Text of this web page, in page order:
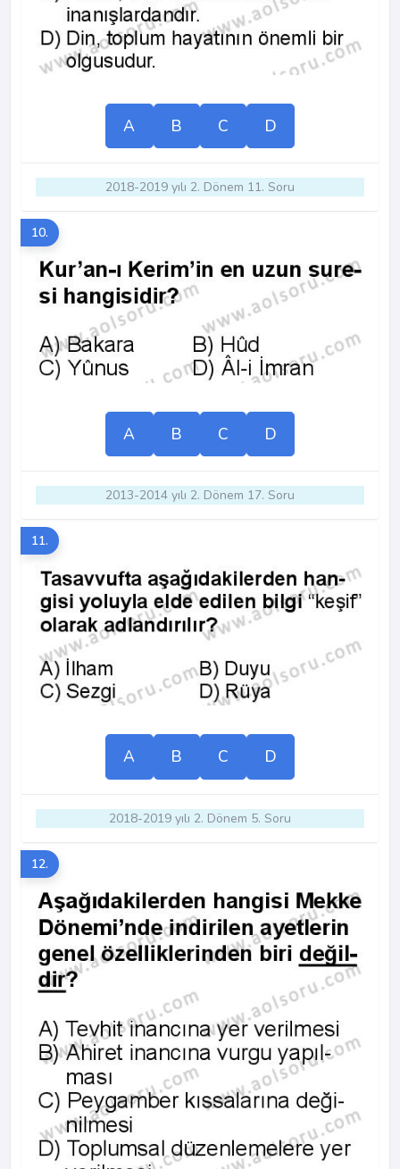
A B C D
2018-2019 yılı 2. Dönem 11. Soru
10.
A B C D
2013-2014 yılı 2. Dönem 17. Soru
11.
A B C D
2018-2019 yılı 2. Dönem 5. Soru
12.